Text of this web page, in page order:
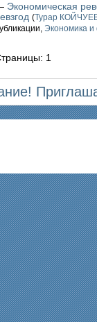
Экономическая
(Турар
Экономика
1